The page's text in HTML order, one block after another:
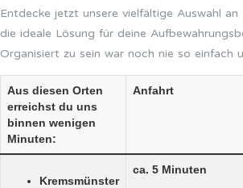
Entdecke jetzt unsere vielfältige Auswahl
die ideale Lösung für deine
Organisiert zu sein war noch nie so einfach
Aus diesen Orten
erreichst du uns
binnen wenigen
Minuten:
Anfahrt
Kremsmünster
ca. 5 Minuten